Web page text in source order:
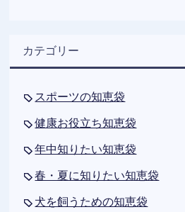
カテゴリー
スポーツの知恵袋
健康お役立ち知恵袋
年中知りたい知恵袋
春・夏に知りたい知恵袋
犬を飼うための知恵袋